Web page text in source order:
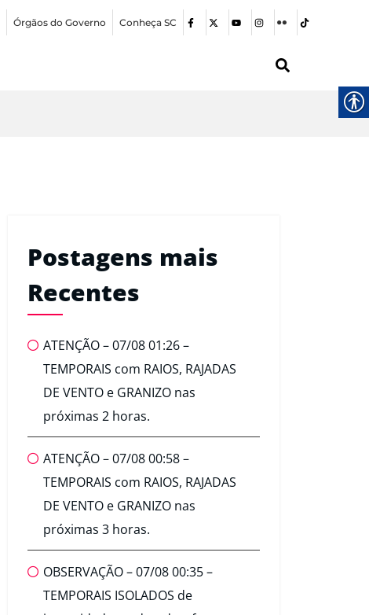
Órgãos do Governo Conheça SC
Postagens mais
Recentes
ATENÇÃO – 07/08 01:26 –
TEMPORAIS com RAIOS, RAJADAS
DE VENTO e GRANIZO nas
próximas 2 horas.
ATENÇÃO – 07/08 00:58 –
TEMPORAIS com RAIOS, RAJADAS
DE VENTO e GRANIZO nas
próximas 3 horas.
OBSERVAÇÃO – 07/08 00:35 –
TEMPORAIS ISOLADOS de